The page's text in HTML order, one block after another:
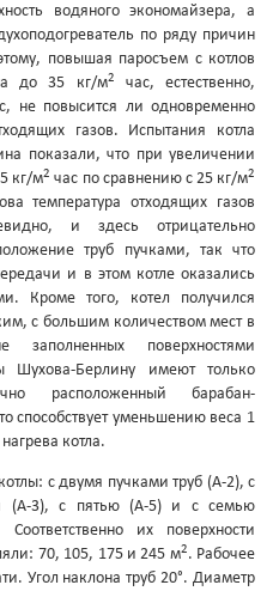
водяного экономайзера, а
по ряду причин
повышая паросъем с котлов
до 35 кг/м2
час, естественно,
не повысится ли одновременно
газов. Испытания котла
показали, что при увеличении
кг/м2 час по сравнению с 25 кг/м2
температура отходящих газов
и здесь отрицательно
труб пучками, так что
и в этом котле оказались
Кроме того, котел получился
с большим количеством мест в
заполненных поверхностями
Шухова-Берлину имеют только
расположенный барабан-
способствует уменьшению веса 1
котла.
с двумя пучками труб (А-2), с
(А-3), с пятью (А-5) и с семью
их поверхности
70, 105, 175 и 245 м2. Рабочее
Угол наклона труб 20°. Диаметр